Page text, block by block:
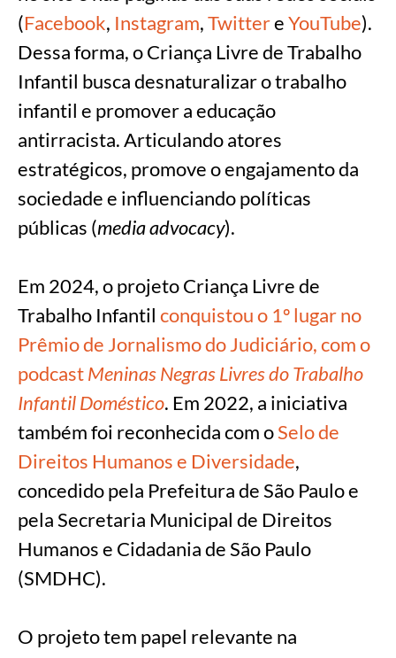
(Facebook, Instagram,TwittereYouTube).
Dessa forma, o Criança Livre de Trabalho
Infantil busca desnaturalizar o trabalho
infantil e promover a educação
antirracista. Articulando atores
estratégicos, promove o engajamento da
sociedade e influenciando políticas
públicas (media advocacy).
Em 2024, o projeto Criança Livre de
Trabalho Infantil conquistou o 1º lugar no
Prêmio de Jornalismo do Judiciário, com o
podcastMeninas Negras Livres do Trabalho
Infantil Doméstico. Em 2022, a iniciativa
também foi reconhecida com oSelo de
Direitos Humanos e Diversidade,
concedido pela Prefeitura de São Paulo e
pela Secretaria Municipal de Direitos
Humanos e Cidadania de São Paulo
(SMDHC).
O projeto tem papel relevante na